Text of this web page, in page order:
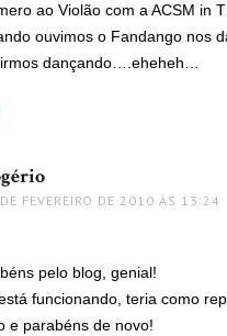
ao Violão com a ACSM in
ouvimos o Fandango nos
dançando….eheheh…
FEVEREIRO DE 2010 ÀS 13:24
pelo blog, genial!
funcionando, teria como
e parabéns de novo!